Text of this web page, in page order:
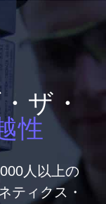
ザ・
性
人以上の
ティクス・